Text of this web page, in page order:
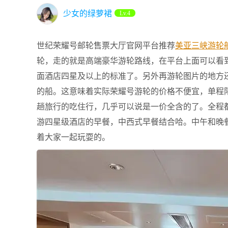
少女的绿萝裙 Lv.4
世纪荣耀号邮轮售票大厅官网平台推荐美亚三峡游轮
轮，走的就是高端豪华游轮路线，在平台上面可以
面酒店四星及以上的标准了。另外再游轮图片的地
的船。这意味着实际荣耀号游轮的价格不便宜，单
趟旅行的吃住行，几乎可以说是一价全含的了。全
游四星级酒店的早餐，中西式早餐结合哈。中午和
着大家一起玩耍的。